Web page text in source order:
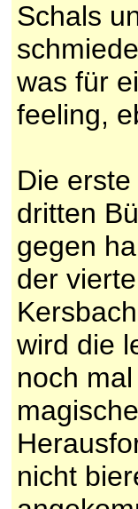
Schals
was für
feeling,
Die
dritten
gegen
der
wird die
noch
nicht